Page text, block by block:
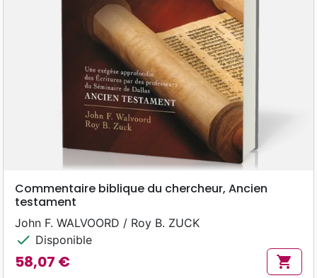
Commentaire biblique du chercheur, Ancien
testament
John F. WALVOORD / Roy B. ZUCK
check Disponible
Prix
58,07 € shopping_cart